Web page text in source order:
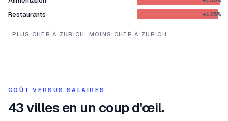
Restaurants +128%
PLUS CHER À ZURICH MOINS CHER À ZURICH
COÛT VERSUS SALAIRES
43 villes en un coup d'œil.